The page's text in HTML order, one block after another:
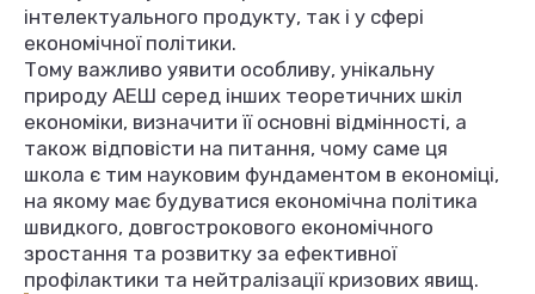
інтелектуального продукту, так і у сфері
економічної політики.
Тому важливо уявити особливу, унікальну
природу АЕШ серед інших теоретичних шкіл
економіки, визначити її основні відмінності, а
також відповісти на питання, чому саме ця
школа є тим науковим фундаментом в економіці,
на якому має будуватися економічна політика
швидкого, довгострокового економічного
зростання та розвитку за ефективної
профілактики та нейтралізації кризових явищ.